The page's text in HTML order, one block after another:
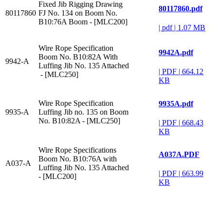
80117860
Fixed Jib Rigging Drawing
FJ No. 134 on Boom No.
B10:76A Boom - [MLC200]
80117860.pdf
| pdf | 1.07 MB
9942-A
Wire Rope Specification
Boom No. B10:82A With
Luffing Jib No. 135 Attached
- [MLC250]
9942A.pdf
| PDF | 664.12
KB
9935-A
Wire Rope Specification
Luffing Jib no. 135 on Boom
No. B10:82A - [MLC250]
9935A.pdf
| PDF | 668.43
KB
A037-A
Wire Rope Specifications
Boom No. B10:76A with
Luffing Jib No. 135 Attached
- [MLC200]
A037A.PDF
| PDF | 663.99
KB